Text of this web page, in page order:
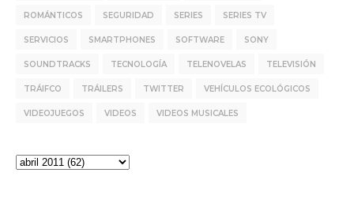
ROMÁNTICOS SEGURIDAD SERIES SERIES TV
SERVICIOS SMARTPHONES SOFTWARE SONY
SOUNDTRACKS TECNOLOGÍA TELENOVELAS TELEVISIÓN
TRÁIFCO TRÁILERS TWITTER VEHÍCULOS ECOLÓGICOS
VIDEOJUEGOS VIDEOS VIDEOS MUSICALES